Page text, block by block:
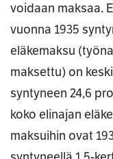
voidaan maksaa.
vuonna 1935
eläkemaksu
maksettu) on
syntyneen 24,6
koko elinajan
maksuihin ovat